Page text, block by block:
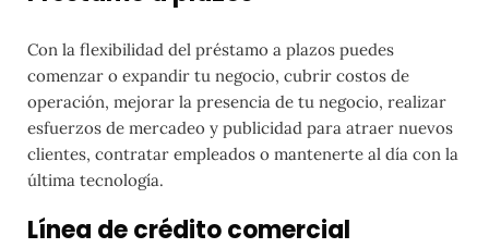
Con la flexibilidad del préstamo a plazos puedes
comenzar o expandir tu negocio, cubrir costos de
operación, mejorar la presencia de tu negocio, realizar
esfuerzos de mercadeo y publicidad para atraer nuevos
clientes, contratar empleados o mantenerte al día con la
última tecnología.
Línea de crédito comercial